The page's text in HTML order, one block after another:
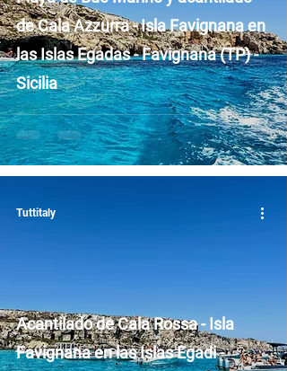
de Cala Azzurra - Isla Favignana en
las Islas Egadas - Favignana (TP) -
Sicilia
Acantilado de Cala Rossa - Isla
Favignana en las Islas Egadi -
Tuttitaly